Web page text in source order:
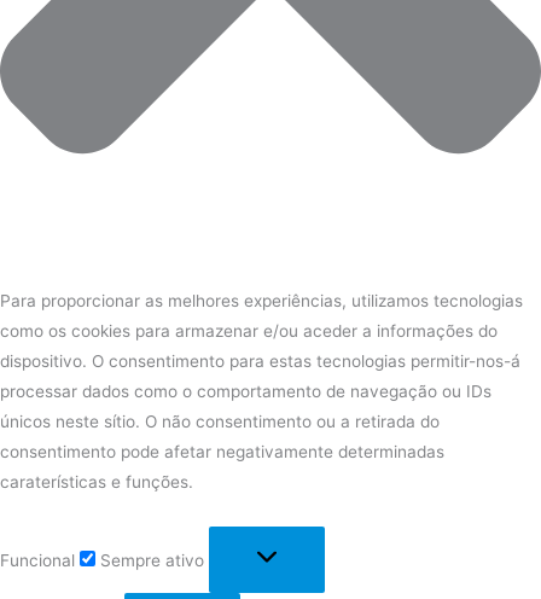
Para proporcionar as melhores experiências, utilizamos tecnologias
como os cookies para armazenar e/ou aceder a informações do
dispositivo. O consentimento para estas tecnologias permitir-nos-á
processar dados como o comportamento de navegação ou IDs
únicos neste sítio. O não consentimento ou a retirada do
consentimento pode afetar negativamente determinadas
caraterísticas e funções.
Funcional Sempre ativo